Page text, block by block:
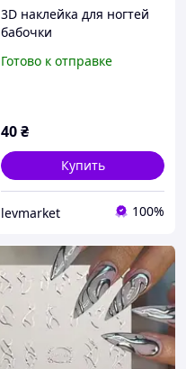
3D наклейка для ногтей
бабочки
Готово к отправке
40₴
Купить
levmarket 100%